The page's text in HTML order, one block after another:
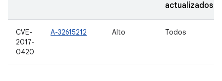
actualizados
CVE-
2017-
0420
A-32615212 Alto Todos